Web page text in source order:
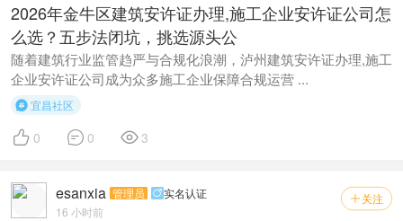
2026年金牛区建筑安许证办理,施工企业安许证公司怎
么选？五步法闭坑，挑选源头公
随着建筑行业监管趋严与合规化浪潮，泸州建筑安许证办理,施工
企业安许证公司成为众多施工企业保障合规运营 ...
宜昌社区
 0  0 3
 关注
esanxia 管理员 实名认证
16 小时前